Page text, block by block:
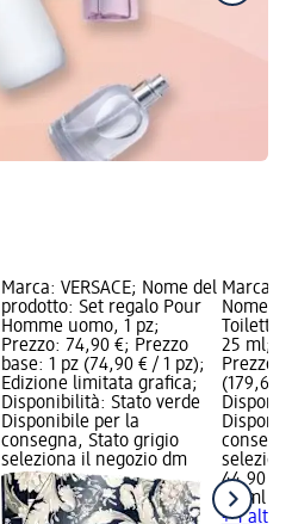
Marca: VERSACE; Nome del
prodotto: Set regalo Pour
Homme uomo, 1 pz;
Prezzo: 74,90 €; Prezzo
base: 1 pz (74,90 € / 1 pz);
Edizione limitata grafica;
Disponibilità: Stato verde
Disponibile per la
consegna, Stato grigio
seleziona il negozio dm
Marca:
Nome
Toilette
25 ml;
Prezzo
(179,60
44,90 €
25 ml
+ 1 altra